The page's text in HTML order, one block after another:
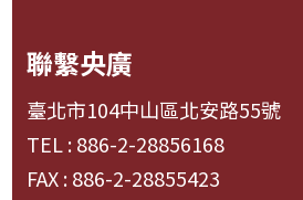
聯繫央廣
臺北市104中山區北安路55號
TEL : 886-2-28856168
FAX : 886-2-28855423